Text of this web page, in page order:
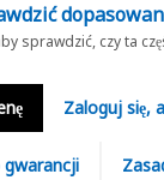
sprawdzić, czy ta
Zaloguj się,